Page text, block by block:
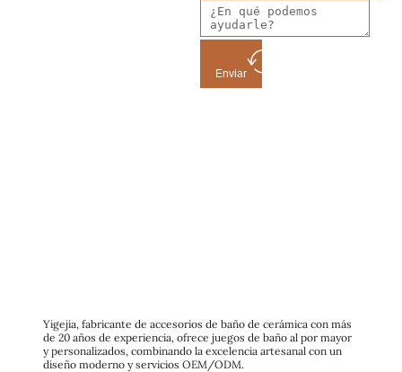
Enviar
Yigejia, fabricante de accesorios de baño de cerámica con más
de 20 años de experiencia, ofrece juegos de baño al por mayor
y personalizados, combinando la excelencia artesanal con un
diseño moderno y servicios OEM/ODM.